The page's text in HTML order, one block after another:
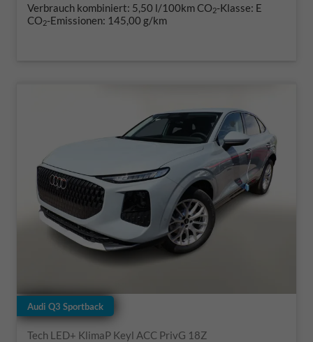
Verbrauch kombiniert: 5,50 l/100kmCO2-Klasse: E
CO2-Emissionen: 145,00 g/km
Audi Q3 Sportback
Tech LED+ KlimaP Keyl ACC PrivG 18Z